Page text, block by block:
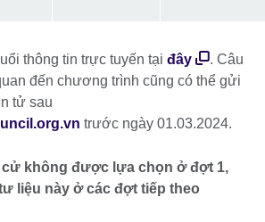
thông tin trực tuyến tại đây
. Câu
đến chương trình cũng có thể gửi
tử sau
trước ngày 01.03.2024.
cử không được lựa chọn ở đợt 1,
liệu này ở các đợt tiếp theo